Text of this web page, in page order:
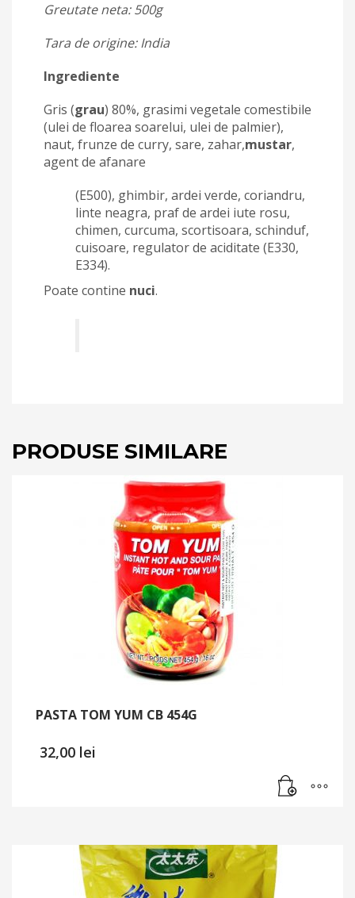
Greutate neta: 500g
Tara de origine: India
Ingrediente
Gris (grau) 80%, grasimi vegetale comestibile
(ulei de floarea soarelui, ulei de palmier),
naut, frunze de curry, sare, zahar,mustar,
agent de afanare
(E500), ghimbir, ardei verde, coriandru,
linte neagra, praf de ardei iute rosu,
chimen, curcuma, scortisoara, schinduf,
cuisoare, regulator de aciditate (E330,
E334).
Poate contine nuci.
PRODUSE SIMILARE
PASTA TOM YUM CB 454G
32,00 lei